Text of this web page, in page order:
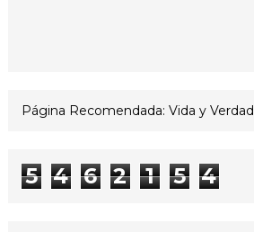
Página Recomendada: Vida y Verdad
5 4 6 2 1 5 4